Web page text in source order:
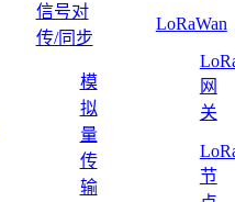
信号对
传/同步
模
拟
量
传
输
LoRaWan
网
关
节